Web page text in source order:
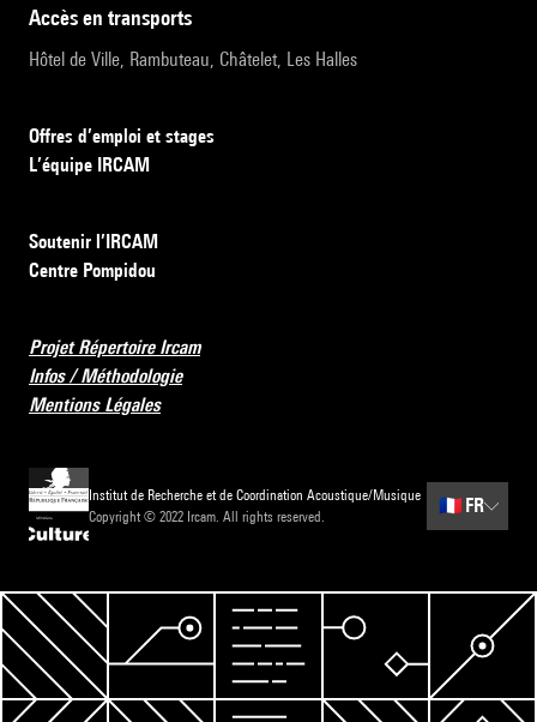
accès en transports
Hôtel de Ville, Rambuteau, Châtelet, Les Halles
Offres d’emploi et stages
L’équipe IRCAM
Soutenir l’IRCAM
Centre Pompidou
Projet Répertoire Ircam
Infos / Méthodologie
Mentions Légales
Institut de Recherche et de Coordination Acoustique/Musique
Copyright © 2022 Ircam. All rights reserved.
🇫🇷 FR